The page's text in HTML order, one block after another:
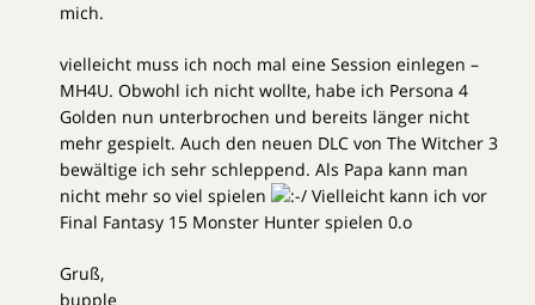
mich.
vielleicht muss ich noch mal eine Session einlegen –
MH4U. Obwohl ich nicht wollte, habe ich Persona 4
Golden nun unterbrochen und bereits länger nicht
mehr gespielt. Auch den neuen DLC von The Witcher 3
bewältige ich sehr schleppend. Als Papa kann man
nicht mehr so viel spielen
Vielleicht kann ich vor
Final Fantasy 15 Monster Hunter spielen 0.o
Gruß,
bupple